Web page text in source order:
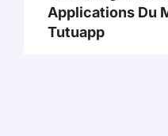
Applications Du
Tutuapp